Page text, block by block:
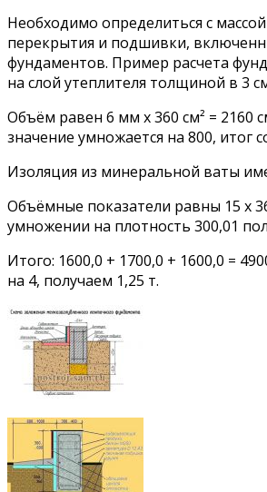
Необходимо определиться с
перекрытия и подшивки,
фундаментов. Пример расчета
на слой утеплителя толщиной в 3
Объём равен 6 мм х 360 см² = 2160
значение умножается на 800, итог
Изоляция из минеральной ваты
Объёмные показатели равны 15 х
умножении на плотность 300,01
Итого: 1600,0 + 1700,0 + 1600,0 =
на 4, получаем 1,25 т.